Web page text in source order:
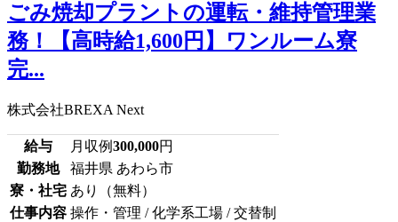
ごみ焼却プラントの運転・維持管理業
務！【高時給1,600円】ワンルーム寮
完...
株式会社BREXA Next
給与 月収例300,000円
勤務地
福井県 あわら市
寮・社宅 あり（無料）
仕事内容 操作・管理 / 化学系工場 / 交替制